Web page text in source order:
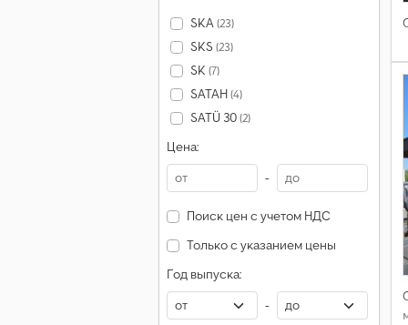
SKA(23)
SKS (23)
SK (7)
SATAH(4)
SATÜ 30(2)
Цена:
-
Поиск цен с учетом НДС
Только с указанием цены
Год выпуска:
-